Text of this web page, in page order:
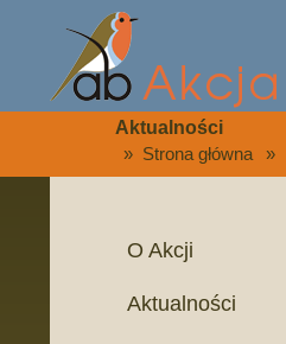
Aktualności
» Strona główna »
O Akcji
Aktualności